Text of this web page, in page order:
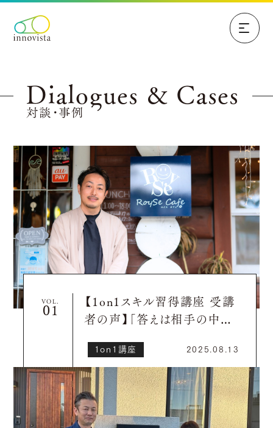
Dialogues & Cases
対談・事例
VOL.
【1on1スキル習得講座 受講
者の声】「答えは相手の中に
い1on1セッション
1on1講座 2025.08.13